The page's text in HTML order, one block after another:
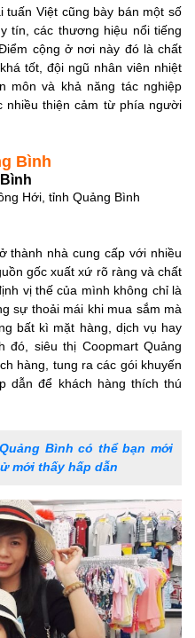
Việt cũng bày bán một số
tín, các thương hiệu nổi tiếng
cộng ở nơi này đó là chất
tốt, đội ngũ nhân viên nhiệt
môn và khả năng tác nghiệp
nhiều thiện cảm từ phía người
Bình
Hới, tỉnh Quảng Bình
thành nhà cung cấp với nhiều
gốc xuất xứ rõ ràng và chất
vị thế của mình không chỉ là
sự thoải mái khi mua sắm mà
bất kì mặt hàng, dịch vụ hay
đó, siêu thị Coopmart Quảng
hàng, tung ra các gói khuyến
dẫn để khách hàng thích thú
Bình có thể bạn mới
mới thấy hấp dẫn